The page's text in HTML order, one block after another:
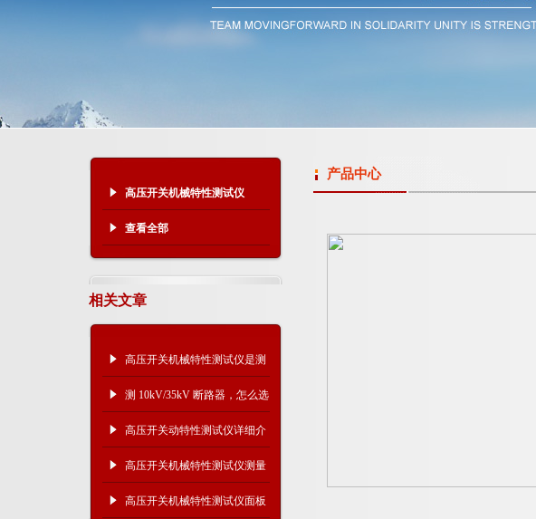
高压开关机械特性测试仪
查看全部
相关文章
高压开关机械特性测试仪是测
什么的？主要作用是什么？
测 10kV/35kV 断路器，怎么选
高压开关机械特性测试仪？
高压开关动特性测试仪详细介
绍
高压开关机械特性测试仪测量
术语解析
高压开关机械特性测试仪面板
产品中心